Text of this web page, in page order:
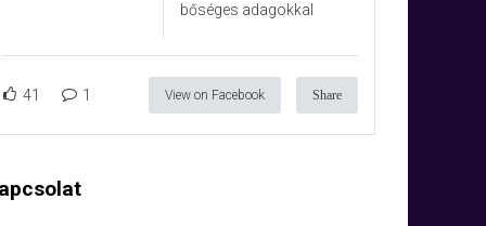
bőséges adagokkal
41 1 View on Facebook Share